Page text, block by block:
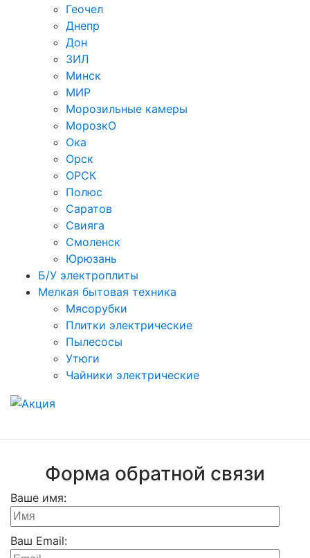
Геочел
Днепр
Дон
ЗИЛ
Минск
МИР
Морозильные камеры
МорозкО
Ока
Орск
ОРСК
Полюс
Саратов
Свияга
Смоленск
Юрюзань
Б/У электроплиты
Мелкая бытовая техника
Мясорубки
Плитки электрические
Пылесосы
Утюги
Чайники электрические
Форма обратной связи
Ваше имя:
Ваш Email: